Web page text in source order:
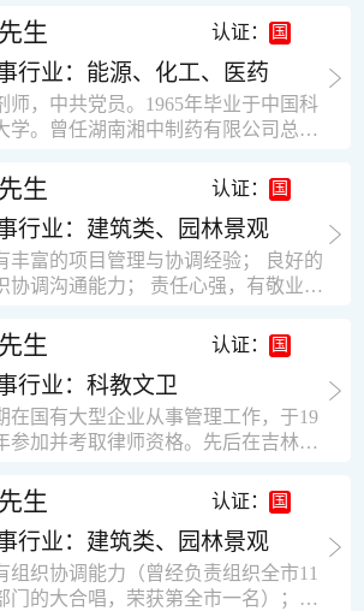
握一种新事物的能力。我的格言：也
不是最好的，但我会做得更好。知识
泛，头脑灵活，思维开阔敏捷，极富
精神。
理、专业监理工程师等职。 管理过许
种结构的工业及民用建筑。1984年至
年就职于新疆乌鲁木齐铁路局劳动服
司建筑三工区任技术员。参于管理的
有：职工居乐部游艺楼，4000平方，
结构。职工电教楼，8000平方，框架
1987至1981988年爱聘于郑州市荥阳
建筑公司，任郑州市天然气公司基地
项目施工员。该项目有15层办公楼及
一栋8000平方。框架结构。住宅楼4
平方，6层砖混结构。1989年至19
责人，该项目为水泥生产线，该项目
形连体熟料仓12，每个直径9米高41
砖混结构，皮带运输走廊一个，框架
长185米，高5.2米的框架结构。1991
入新乡市新营建筑公司历任：七里三
刘庄火力发电厂项目经理，该项目有
装配式工业厂房，焦作市林果住宅小
目经理，该项目有住宅楼9栋6层砖混
，总建筑面积36000平方米。2004年
，丰富的经营理念和管理手段，能独
理各种工程技术问题；具有较强的沟
调能力和组织管理能力； ? 近十多年
地产方面工作经验，现任职江苏雨润
品集团南昌公司副总经理兼工程总工
能够合理高效的做好企业内部管理和
结构调整；具有大型工程及房地产公
理经验，以及公关的能力和商务谈判
。 ? 自认为是个有良好职业道德、有
心、有敬业精神，能承受巨大工作压
职业经理人！……
生 认证：
行业：能源、化工、医药
师，中共党员。1965年毕业于中国科
学。曾任湖南湘中制药有限公司总工
理事。高级工程师，执业药师，中国
会高级会员。享受国务院津贴专家。
酸镁缓释片及其制备工艺国家发明专
。
生 认证：
行业：建筑类、园林景观
丰富的项目管理与协调经验； 良好的
协调沟通能力； 责任心强，有敬业创
电视监控系统、防盗报警系统、门禁
通系统、停车场管理系统、巡更系
远程抄表系统等相关系统主流产品，
强的售前技术支持能力，并具有较丰
设备调试经验； 能独立完成系统集成
扩充经验，并具备教育训练能力；
生 认证：
行业：科教文卫
在国有大型企业从事管理工作，于19
参加并考取律师资格。先后在吉林油
华夏律师事务所和辽宁鑫诺律师事务
业。王律师在数十年的执业经历中，
与美国、英国、香港、北京、深圳等
律师共同办理法律事务。 对民商事的
和非诉讼的合同纠纷、劳动纠纷、债
生 认证：
行业：建筑类、园林景观
组织协调能力（曾经负责组织全市11
门的大合唱，荣获第全市一名）；知